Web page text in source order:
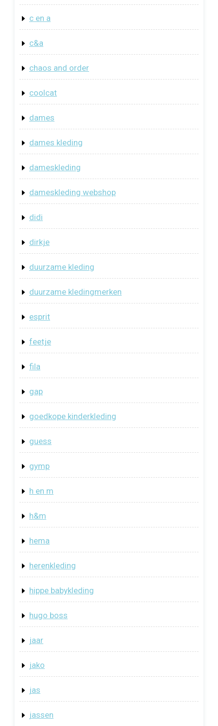
c en a
c&a
chaos and order
coolcat
dames
dames kleding
dameskleding
dameskleding webshop
didi
dirkje
duurzame kleding
duurzame kledingmerken
esprit
feetje
fila
gap
goedkope kinderkleding
guess
gymp
h en m
h&m
hema
herenkleding
hippe babykleding
hugo boss
jaar
jako
jas
jassen